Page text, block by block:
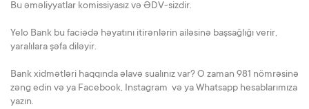
Bu əməliyyatlar komissiyasız və ƏDV-sizdir.
Yelo Bank bu faciədə həyatını itirənlərin ailəsinə başsağlığı verir,
yaralılara şəfa diləyir.
Bank xidmətləri haqqında əlavə sualınız var? O zaman 981 nömrəsinə
zəng edin və ya Facebook, Instagram və ya Whatsapp hesablarımıza
yazın.